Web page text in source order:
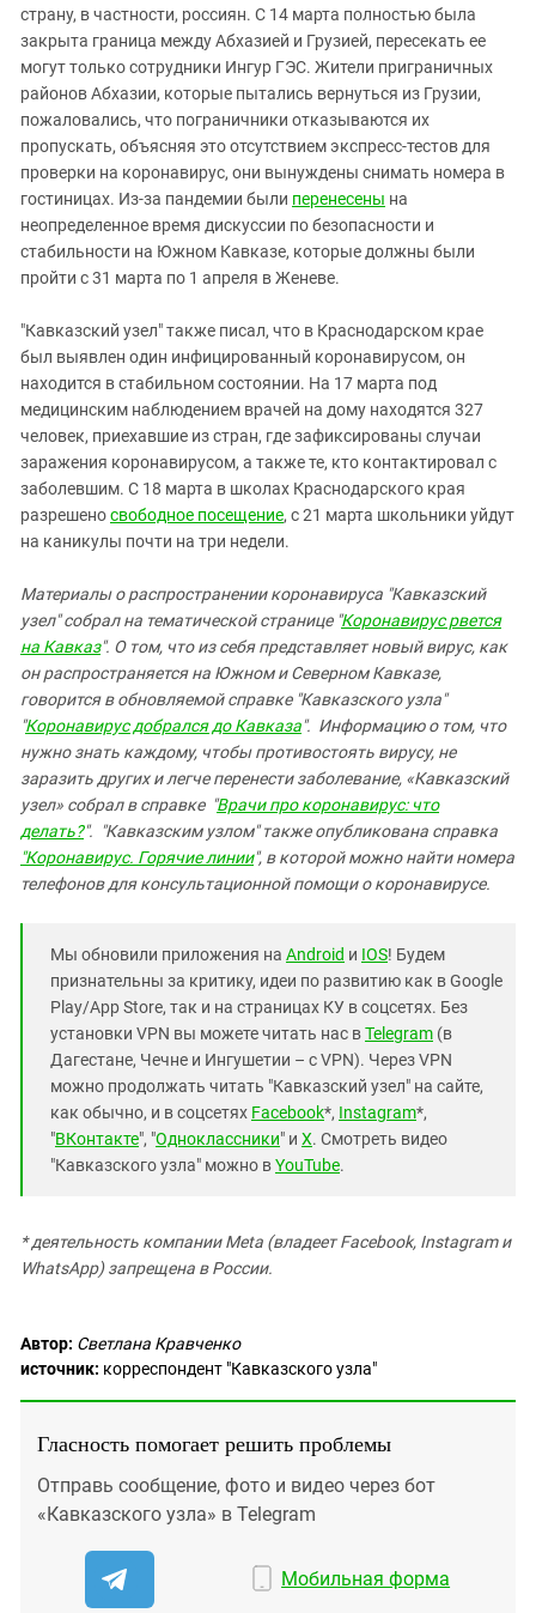
страну, в частности, россиян. С 14 марта полностью была
закрыта граница между Абхазией и Грузией, пересекать ее
могут только сотрудники Ингур ГЭС. Жители приграничных
районов Абхазии, которые пытались вернуться из Грузии,
пожаловались, что пограничники отказываются их
пропускать, объясняя это отсутствием экспресс-тестов для
проверки на коронавирус, они вынуждены снимать номера в
гостиницах. Из-за пандемии были перенесены на
неопределенное время дискуссии по безопасности и
стабильности на Южном Кавказе, которые должны были
пройти с 31 марта по 1 апреля в Женеве.
"Кавказский узел" также писал, что в Краснодарском крае
был выявлен один инфицированный коронавирусом, он
находится в стабильном состоянии. На 17 марта под
медицинским наблюдением врачей на дому находятся 327
человек, приехавшие из стран, где зафиксированы случаи
заражения коронавирусом, а также те, кто контактировал с
заболевшим. С 18 марта в школах Краснодарского края
разрешеносвободное посещение, с 21 марта школьники уйдут
на каникулы почти на три недели.
Материалы о распространении коронавируса "Кавказский
узел" собрал на тематической странице "Коронавирус рвется
на Кавказ". О том, что из себя представляет новый вирус, как
он распространяется на Южном и Северном Кавказе,
говорится в обновляемой справке "Кавказского узла"
"Коронавирус добрался до Кавказа". Информацию о том, что
нужно знать каждому, чтобы противостоять вирусу, не
заразить других и легче перенести заболевание, «Кавказский
узел» собрал в справке "Врачи про коронавирус: что
делать?". "Кавказским узлом" также опубликована справка
"Коронавирус. Горячие линии", в которой можно найти номера
телефонов для консультационной помощи о коронавирусе.
Мы обновили приложения на Android и IOS! Будем
признательны за критику, идеи по развитию как в Google
Play/App Store, так и на страницах КУ в соцсетях. Без
установки VPN вы можете читать нас вTelegram (в
Дагестане, Чечне и Ингушетии – с VPN). Через VPN
можно продолжать читать "Кавказский узел" на сайте,
как обычно, и в соцсетях Facebook*, Instagram*,
"ВКонтакте", "Одноклассники" и X. Смотреть видео
"Кавказского узла" можно вYouTube.
* деятельность компании Meta (владеет Facebook, Instagram и
WhatsApp) запрещена в России.
Автор: Светлана Кравченко
источник: корреспондент "Кавказского узла"
Гласность помогает решить проблемы
Отправь сообщение, фото и видео через бот
«Кавказского узла» в Telegram
Мобильная форма